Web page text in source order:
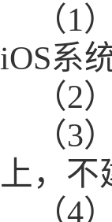
（1）
iOS系
（2）
（3）
上，不
（4）